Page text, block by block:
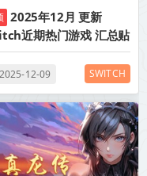
2025年12月 更新
近期热门游戏 汇总贴
2025-12-09 SWITCH